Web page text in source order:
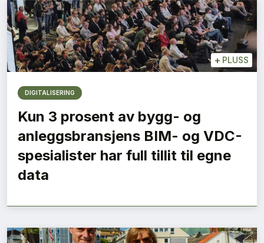
+ PLUSS
DIGITALISERING
Kun 3 prosent av bygg- og
anleggsbransjens BIM- og VDC-
spesialister har full tillit til egne
data